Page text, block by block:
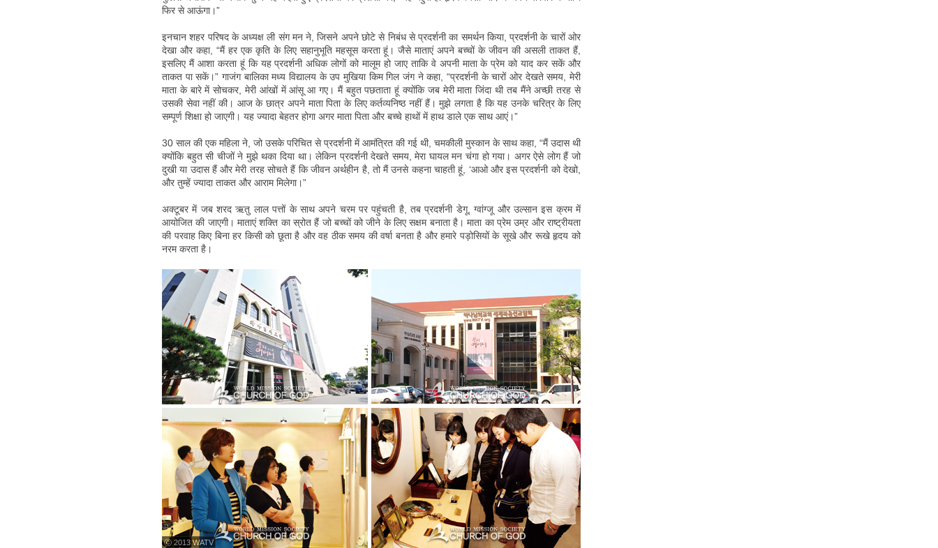
फिर से आऊंगा।”
इनचान शहर परिषद के अध्यक्ष ली संग मन ने, जिसने अपने छोटे से निबंध से प्रदर्शनी का समर्थन किया, प्रदर्शनी के चारों ओर
देखा और कहा, “मैं हर एक कृति के लिए सहानुभूति महसूस करता हूं। जैसे माताएं अपने बच्चों के जीवन की असली ताकत हैं,
इसलिए मैं आशा करता हूं कि यह प्रदर्शनी अधिक लोगों को मालूम हो जाए ताकि वे अपनी माता के प्रेम को याद कर सकें और
ताकत पा सकें।” गाजंग बालिका मध्य विद्यालय के उप मुखिया किम गिल जंग ने कहा, “प्रदर्शनी के चारों ओर देखते समय, मेरी
माता के बारे में सोचकर, मेरी आंखों में आंसू आ गए। मैं बहुत पछताता हूं क्योंकि जब मेरी माता जिंदा थी तब मैंने अच्छी तरह से
उसकी सेवा नहीं की। आज के छात्र अपने माता पिता के लिए कर्तव्यनिष्ठ नहीं हैं। मुझे लगता है कि यह उनके चरित्र के लिए
सम्पूर्ण शिक्षा हो जाएगी। यह ज्यादा बेहतर होगा अगर माता पिता और बच्चे हाथों में हाथ डाले एक साथ आएं।”
30 साल की एक महिला ने, जो उसके परिचित से प्रदर्शनी में आमंत्रित की गई थी, चमकीली मुस्कान के साथ कहा, “मैं उदास थी
क्योंकि बहुत सी चीजों ने मुझे थका दिया था। लेकिन प्रदर्शनी देखते समय, मेरा घायल मन चंगा हो गया। अगर ऐसे लोग हैं जो
दुखी या उदास हैं और मेरी तरह सोचते हैं कि जीवन अर्थहीन है, तो मैं उनसे कहना चाहती हूं, ‘आओ और इस प्रदर्शनी को देखो,
और तुम्हें ज्यादा ताकत और आराम मिलेगा।”
अक्टूबर में जब शरद ऋतु लाल पत्तों के साथ अपने चरम पर पहुंचती है, तब प्रदर्शनी डेगू, ग्वांग्जू और उल्सान इस क्रम में
आयोजित की जाएगी। माताएं शक्ति का स्रोत हैं जो बच्चों को जीने के लिए सक्षम बनाता है। माता का प्रेम उम्र और राष्ट्रीयता
की परवाह किए बिना हर किसी को छूता है और वह ठीक समय की वर्षा बनता है और हमारे पड़ोसियों के सूखे और रूखे हृदय को
नरम करता है।
ⓒ 2013 WATV